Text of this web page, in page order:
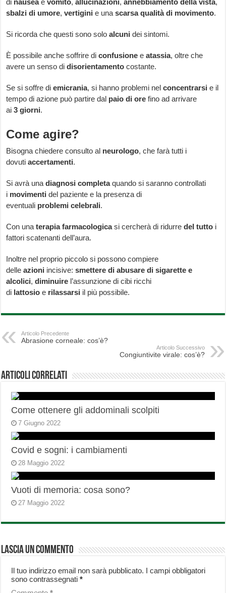
di nauseaevomito,allucinazioni,annebbiamento della vista,
sbalzi di umore,vertigini e unascarsa qualità di movimento.
Si ricorda che questi sono soloalcuni dei sintomi.
È possibile anche soffrire diconfusione eatassia, oltre che
avere un senso didisorientamento costante.
Se si soffre diemicrania, si hanno problemi nelconcentrarsi e il
tempo di azione può partire dal paio di ore fino ad arrivare
ai3 giorni.
Come agire?
Bisogna chiedere consulto al neurologo, che farà tutti i
dovutiaccertamenti.
Si avrà unadiagnosi completaquando si saranno controllati
i movimenti del paziente e la presenza di
eventuali problemi celebrali.
Con unaterapia farmacologicasi cercherà di ridurredel tutto i
fattori scatenanti dell’aura.
Inoltre nel proprio piccolo si possono compiere
delleazioni incisive:smettere di abusare di sigarette e
alcolici,diminuire l’assunzione di cibi ricchi
di lattosio e rilassarsi il più possibile.
Articolo Precedente
Abrasione corneale: cos’è?
Articolo Successivo
Congiuntivite virale: cos’è?
Articoli correlati
Come ottenere gli addominali scolpiti
7 Giugno 2022
Covid e sogni: i cambiamenti
28 Maggio 2022
Vuoti di memoria: cosa sono?
27 Maggio 2022
Lascia un commento
Il tuo indirizzo email non sarà pubblicato. I campi obbligatori
sono contrassegnati*